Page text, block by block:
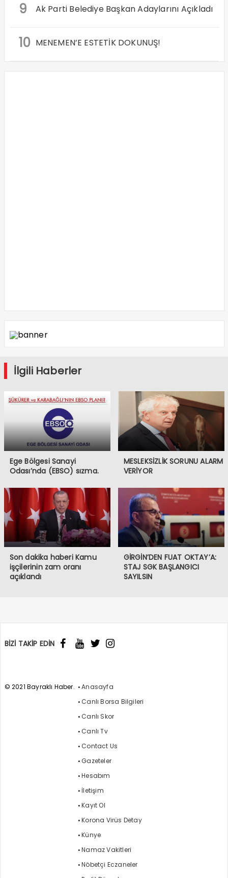
9 Ak Parti Belediye Başkan Adaylarını Açıkladı
10 MENEMEN’E ESTETİK DOKUNUŞ!
İlgili Haberler
Ege Bölgesi Sanayi
Odası’nda (EBSO) sızma.
MESLEKSİZLİK SORUNU ALARM
VERİYOR
Son dakika haberi Kamu
işçilerinin zam oranı
açıklandı
GİRGİN’DEN FUAT OKTAY’A:
STAJ SGK BAŞLANGICI
SAYILSIN
BİZİ TAKİP EDİN
© 2021 Bayraklı Haber.
Anasayfa
Canlı Borsa Bilgileri
Canlı Skor
Canlı Tv
Contact Us
Gazeteler
Hesabım
İletişim
Kayıt Ol
Korona Virüs Detay
Künye
Namaz Vakitleri
Nöbetçi Eczaneler